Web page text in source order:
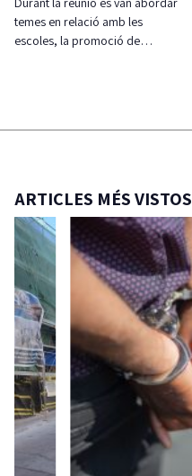
temes en relació amb les
escoles, la promoció de…
ARTICLES MÉS VISTOS